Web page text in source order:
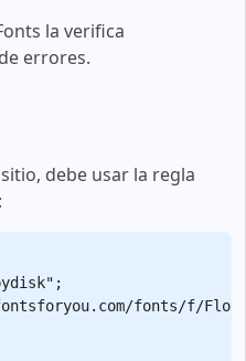
la verifica
errores.
debe usar la regla
fonts/f/